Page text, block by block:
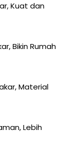
Kuat dan
Bikin Rumah
Material
Lebih